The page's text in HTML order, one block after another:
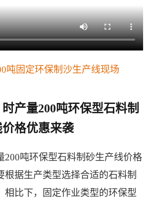
吨固定环保制沙生产线现场
产量200吨环保型石料制
格优惠来袭
200吨环保型石料制砂生产线价格
根据生产类型选择合适的石料制
相比下，固定作业类型的环保型